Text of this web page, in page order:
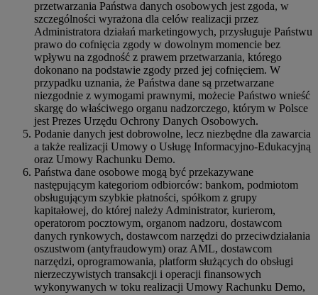
przetwarzania Państwa danych osobowych jest zgoda, w
szczególności wyrażona dla celów realizacji przez
Administratora działań marketingowych, przysługuje Państwu
prawo do cofnięcia zgody w dowolnym momencie bez
wpływu na zgodność z prawem przetwarzania, którego
dokonano na podstawie zgody przed jej cofnięciem. W
przypadku uznania, że Państwa dane są przetwarzane
niezgodnie z wymogami prawnymi, możecie Państwo wnieść
skargę do właściwego organu nadzorczego, którym w Polsce
jest Prezes Urzędu Ochrony Danych Osobowych.
Podanie danych jest dobrowolne, lecz niezbędne dla zawarcia
a także realizacji Umowy o Usługę Informacyjno-Edukacyjną
oraz Umowy Rachunku Demo.
Państwa dane osobowe mogą być przekazywane
następującym kategoriom odbiorców: bankom, podmiotom
obsługującym szybkie płatności, spółkom z grupy
kapitałowej, do której należy Administrator, kurierom,
operatorom pocztowym, organom nadzoru, dostawcom
danych rynkowych, dostawcom narzędzi do przeciwdziałania
oszustwom (antyfraudowym) oraz AML, dostawcom
narzędzi, oprogramowania, platform służących do obsługi
nierzeczywistych transakcji i operacji finansowych
wykonywanych w toku realizacji Umowy Rachunku Demo,